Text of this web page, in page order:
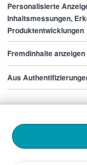
Finde
der zu
Bewerbende
Personalisierte
Inhaltsmessungen,
Produktentwicklungen
Fremdinhalte
Aus